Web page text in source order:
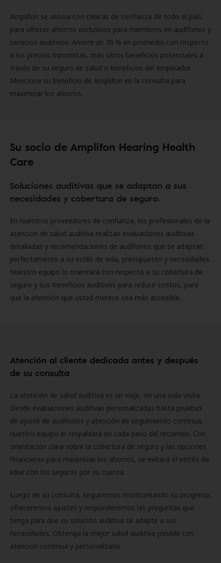
Amplifon se asocia con clínicas de confianza de todo el país
para ofrecer ahorros exclusivos para miembros en audífonos y
servicios auditivos. Ahorre un 70 % en promedio con respecto
a los precios minoristas, más otros beneficios potenciales a
través de su seguro de salud o beneficios del empleador.
Mencione su beneficio de Amplifon en la consulta para
maximizar los ahorros.
Su socio de Amplifon Hearing Health
Care
Soluciones auditivas que se adaptan a sus
necesidades y cobertura de seguro.
En nuestros proveedores de confianza, los profesionales de la
atención de salud auditiva realizan evaluaciones auditivas
detalladas y recomendaciones de audífonos que se adaptan
perfectamente a su estilo de vida, presupuesto y necesidades.
Nuestro equipo lo orientará con respecto a su cobertura de
seguro y sus beneficios auditivos para reducir costos, para
que la atención que usted merece sea más accesible.
Atención al cliente dedicada antes y después
de su consulta
La atención de salud auditiva es un viaje, no una sola visita.
Desde evaluaciones auditivas personalizadas hasta pruebas
de ajuste de audífonos y atención de seguimiento continua,
nuestro equipo lo respaldará en cada paso del recorrido. Con
orientación clara sobre la cobertura de seguro y las opciones
financieras para maximizar los ahorros, se evitará el estrés de
lidiar con los seguros por su cuenta.
Luego de su consulta, seguiremos monitoreando su progreso,
ofreceremos ajustes y responderemos las preguntas que
tenga para que su solución auditiva se adapte a sus
necesidades. Obtenga la mejor salud auditiva posible con
atención continua y personalizada.